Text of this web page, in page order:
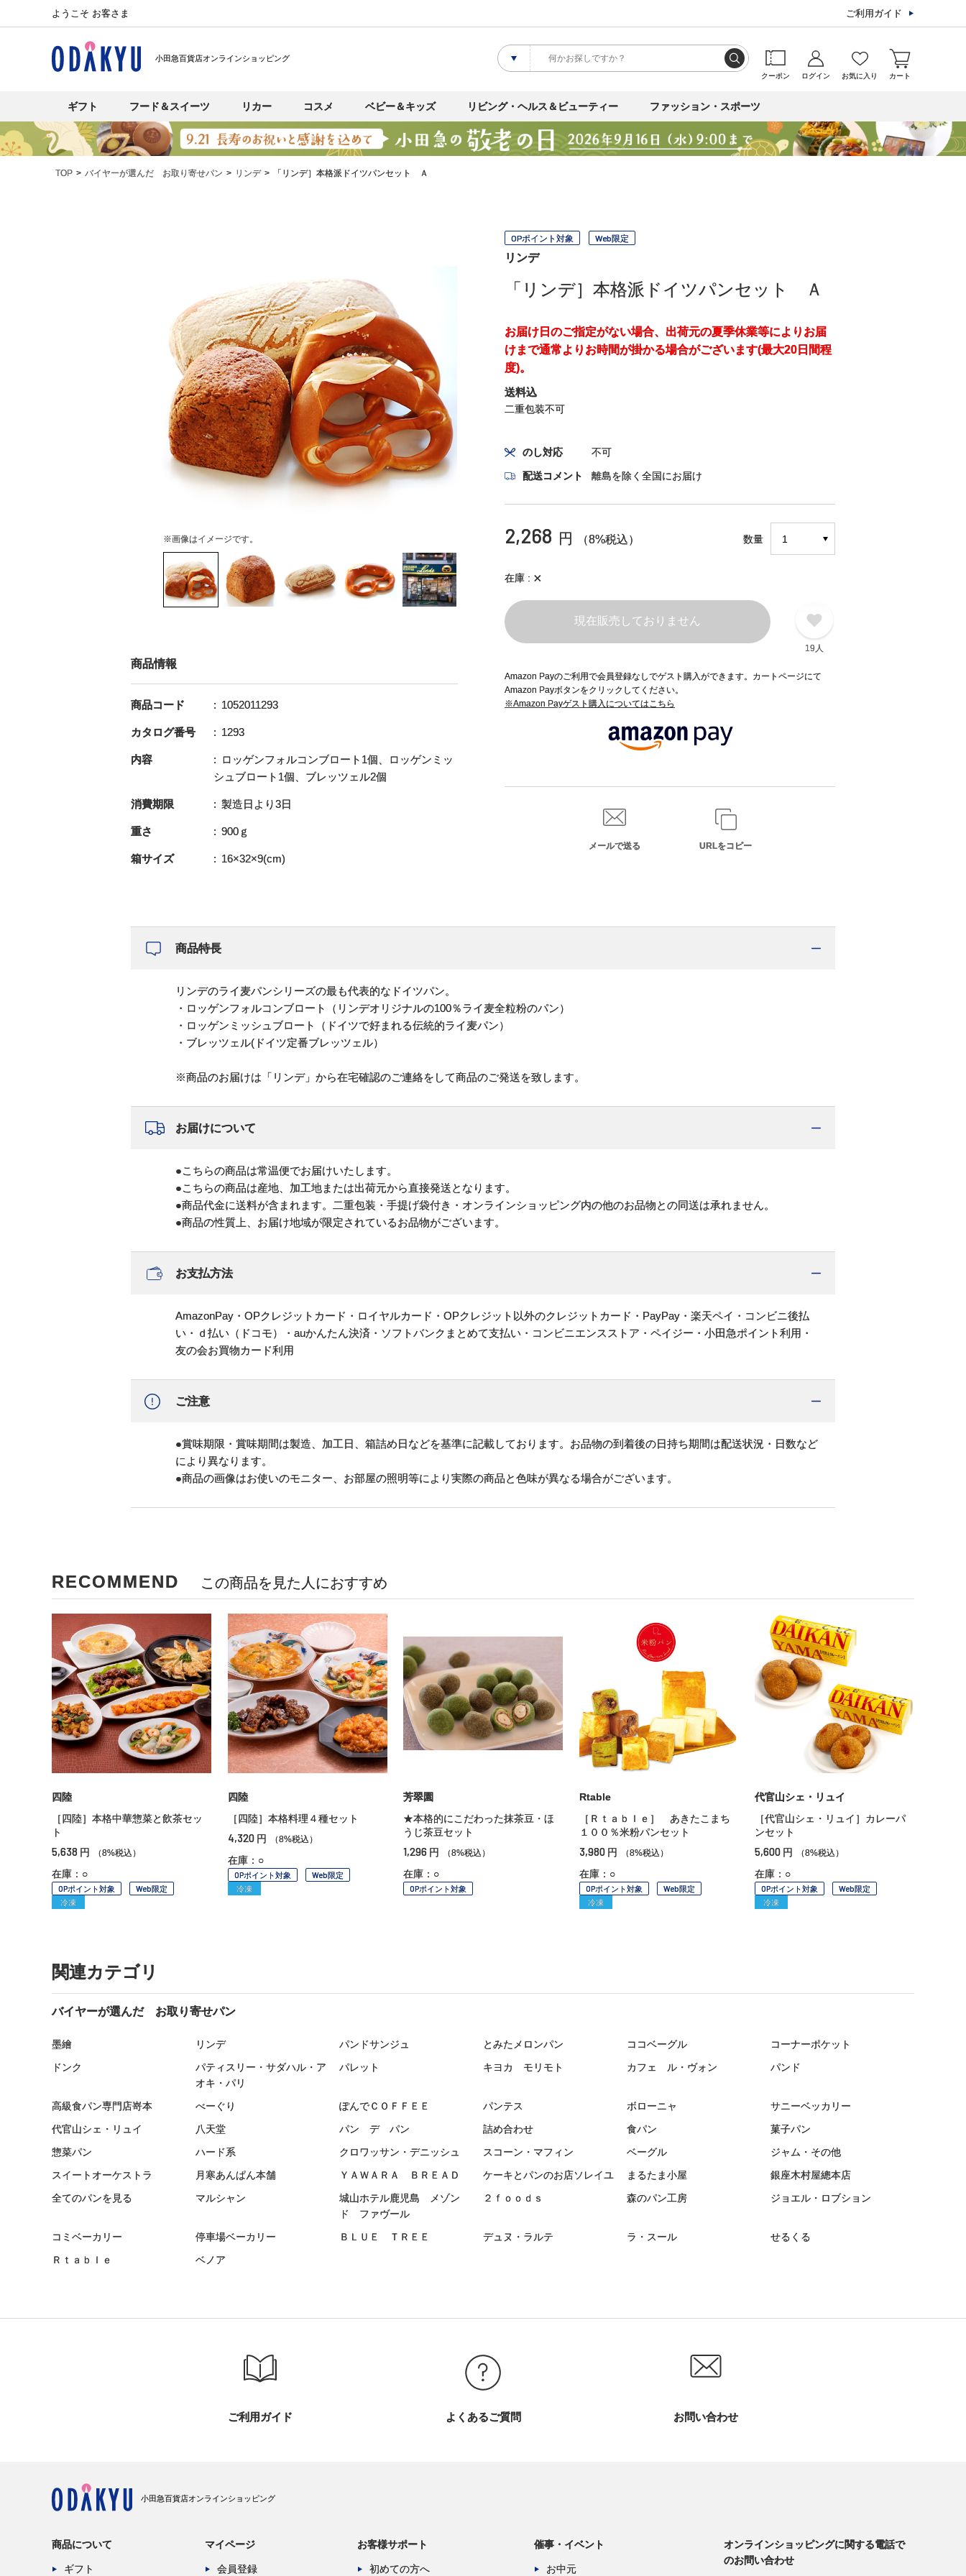
ようこそ お客さま ご利用ガイド
小田急百貨店オンラインショッピング
クーポン ログイン お気に入り カート
ギフト フード＆スイーツ リカー コスメ ベビー＆キッズ リビング・ヘルス＆ビューティー ファッション・スポーツ
TOP バイヤーが選んだ お取り寄せパン リンデ 「リンデ］本格派ドイツパンセット Ａ
※画像はイメージです。
OPポイント対象 Web限定
リンデ
「リンデ］本格派ドイツパンセット Ａ
お届け日のご指定がない場合、出荷元の夏季休業等によりお届
けまで通常よりお時間が掛かる場合がございます(最大20日間程
度)。
送料込
二重包装不可
のし対応 不可
配送コメント 離島を除く全国にお届け
2,268 円 （8%税込） 数量
在庫 ×
現在販売しておりません
19人
Amazon Payのご利用で会員登録なしでゲスト購入ができます。カートページにて
Amazon Payボタンをクリックしてください。
※Amazon Payゲスト購入についてはこちら
メールで送る URLをコピー
商品情報
商品コード 1052011293
カタログ番号 1293
内容
ロッゲンフォルコンブロート1個、ロッゲンミッ
シュブロート1個、ブレッツェル2個
消費期限 製造日より3日
重さ 900ｇ
箱サイズ 16×32×9(cm)
商品特長
リンデのライ麦パンシリーズの最も代表的なドイツパン。
・ロッゲンフォルコンブロート（リンデオリジナルの100％ライ麦全粒粉のパン）
・ロッゲンミッシュブロート（ドイツで好まれる伝統的ライ麦パン）
・ブレッツェル(ドイツ定番ブレッツェル）
※商品のお届けは「リンデ」から在宅確認のご連絡をして商品のご発送を致します。
お届けについて
●こちらの商品は常温便でお届けいたします。
●こちらの商品は産地、加工地または出荷元から直接発送となります。
●商品代金に送料が含まれます。二重包装・手提げ袋付き・オンラインショッピング内の他のお品物との同送は承れません。
●商品の性質上、お届け地域が限定されているお品物がございます。
お支払方法
AmazonPay・OPクレジットカード・ロイヤルカード・OPクレジット以外のクレジットカード・PayPay・楽天ペイ・コンビニ後払
い・ｄ払い（ドコモ）・auかんたん決済・ソフトバンクまとめて支払い・コンビニエンスストア・ペイジー・小田急ポイント利用・
友の会お買物カード利用
ご注意
●賞味期限・賞味期間は製造、加工日、箱詰め日などを基準に記載しております。お品物の到着後の日持ち期間は配送状況・日数など
により異なります。
●商品の画像はお使いのモニター、お部屋の照明等により実際の商品と色味が異なる場合がございます。
RECOMMEND この商品を見た人におすすめ
四陸
［四陸］本格中華惣菜と飲茶セッ
ト
5,638 円 （8%税込）
在庫：○
OPポイント対象
Web限定
冷凍
四陸
［四陸］本格料理４種セット
4,320 円 （8%税込）
在庫：○
OPポイント対象
Web限定
冷凍
芳翠園
★本格的にこだわった抹茶豆・ほ
うじ茶豆セット
1,296 円 （8%税込）
在庫：○
OPポイント対象
Rtable
［Ｒｔａｂｌｅ］ あきたこまち
１００％米粉パンセット
3,980 円 （8%税込）
在庫：○
OPポイント対象
Web限定
冷凍
代官山シェ・リュイ
［代官山シェ・リュイ］カレーパ
ンセット
5,600 円 （8%税込）
在庫：○
OPポイント対象
Web限定
冷凍
関連カテゴリ
バイヤーが選んだ お取り寄せパン
墨繪 リンデ パンドサンジュ とみたメロンパン ココベーグル
コーナーポケット
ドンク
パティスリー・サダハル・ア
オキ・パリ
パレット キヨカ モリモト カフェ ル・ヴォン パンド
高級食パン専門店嵜本 べーぐり ぽんでＣＯＦＦＥＥ パンテス ボローニャ
サニーベッカリー
代官山シェ・リュイ
八天堂 パン デ パン 詰め合わせ 食パン
菓子パン
惣菜パン
ハード系 クロワッサン・デニッシュ スコーン・マフィン ベーグル
ジャム・その他
スイートオーケストラ
月寒あんぱん本舗 ＹＡＷＡＲＡ ＢＲＥＡＤ ケーキとパンのお店ソレイユ まるたま小屋
銀座木村屋總本店
全てのパンを見る
マルシャン
城山ホテル鹿児島 メゾン
ド ファヴール
２ｆｏｏｄｓ 森のパン工房 ジョエル・ロブション
コミベーカリー 停車場ベーカリー ＢＬＵＥ ＴＲＥＥ デュヌ・ラルテ ラ・スール
せるくる
Ｒｔａｂｌｅ
ベノア
ご利用ガイド よくあるご質問 お問い合わせ
小田急百貨店オンラインショッピング
商品について
ギフト
マイページ
会員登録
お客様サポート
初めての方へ
催事・イベント
お中元
オンラインショッピングに関する電話で
のお問い合わせ